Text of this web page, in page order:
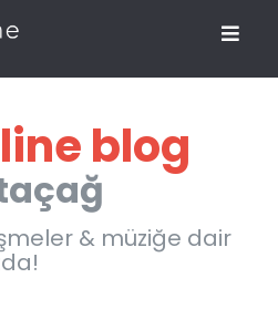
blog
& müziğe dair